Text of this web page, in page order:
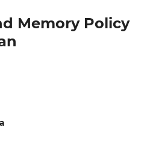
Memory Policy